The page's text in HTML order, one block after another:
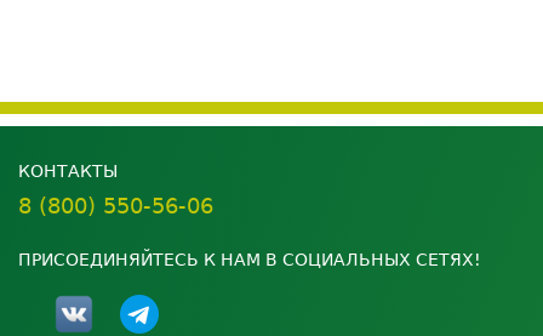
КОНТАКТЫ
8 (800) 550-56-06
ПРИСОЕДИНЯЙТЕСЬ К НАМ В СОЦИАЛЬНЫХ СЕТЯХ!